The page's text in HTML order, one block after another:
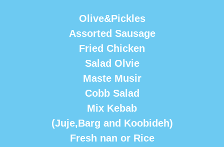
Olive&Pickles
Assorted Sausage
Fried Chicken
Salad Olvie
Maste Musir
Cobb Salad
Mix Kebab
(Juje,Barg and Koobideh)
Fresh nan or Rice